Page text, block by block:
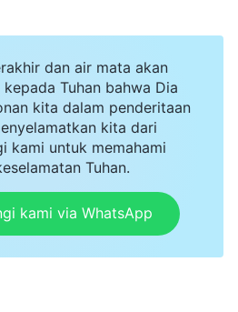
pendapatnya,
kedua saudarinya untuk
hatinya, dia terpaku
"Kalian berdua salah, dan
yang sesuai dengan
kedua saudarinya
mereka harus bersekutu.
yang menyebabkan
dan air mata akan
Tuhan bahwa Dia
kita dalam penderitaan
kita dari
kami untuk memahami
Tuhan.
kami via WhatsApp